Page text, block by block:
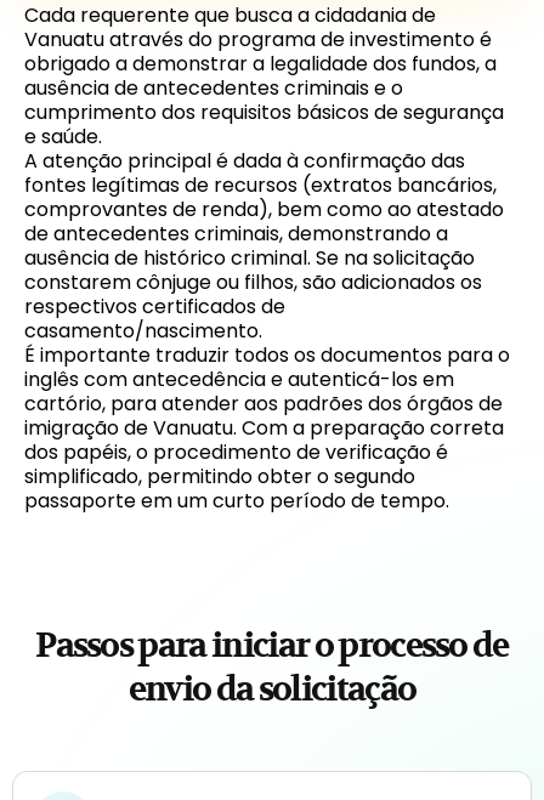
Cada requerente que busca a cidadania de
Vanuatu através do programa de investimento é
obrigado a demonstrar a legalidade dos fundos, a
ausência de antecedentes criminais e o
cumprimento dos requisitos básicos de segurança
e saúde.
A atenção principal é dada à confirmação das
fontes legítimas de recursos (extratos bancários,
comprovantes de renda), bem como ao atestado
de antecedentes criminais, demonstrando a
ausência de histórico criminal. Se na solicitação
constarem cônjuge ou filhos, são adicionados os
respectivos certificados de
casamento/nascimento.
É importante traduzir todos os documentos para o
inglês com antecedência e autenticá-los em
cartório, para atender aos padrões dos órgãos de
imigração de Vanuatu. Com a preparação correta
dos papéis, o procedimento de verificação é
simplificado, permitindo obter o segundo
passaporte em um curto período de tempo.
Passos para iniciar o processo de
envio da solicitação